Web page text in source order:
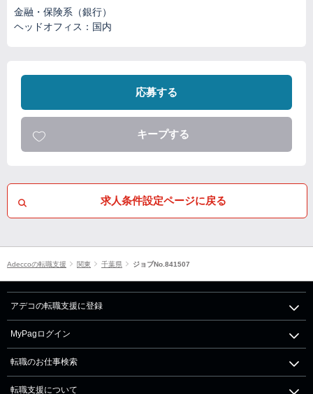
金融・保険系（銀行）
ヘッドオフィス：国内
応募する
キープする
求人条件設定ページに戻る
Adeccoの転職支援 関東 千葉県 ジョブNo.841507
アデコの転職支援に登録
MyPagログイン
転職のお仕事検索
転職支援について